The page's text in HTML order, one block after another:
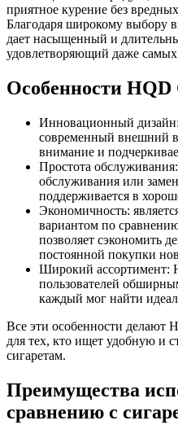
приятное курение без
Благодаря широкому выбору
дает насыщенный и
удовлетворяющий даже самых
Особенности
Инновационный
современный внешний
внимание и
Простота
обслуживания или
поддерживается в
Экономичность:
вариантом по
позволяет сэкономить
постоянной покупки
Широкий ассортимент:
пользователей
каждый мог найти
Все эти особенности делают
для тех, кто ищет удобную и
сигаретам.
Преимущества
сравнению с